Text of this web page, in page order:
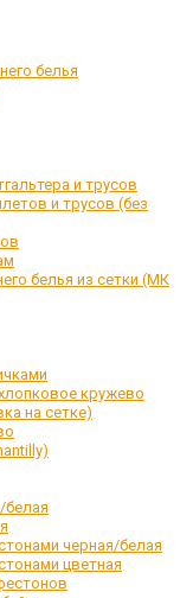
белья
и трусов
и трусов (без
белья из сетки (МК
кружево
на сетке)
белая
черная/белая
цветная